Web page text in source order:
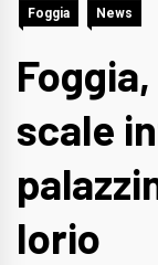
Foggia News
scale
Iorio